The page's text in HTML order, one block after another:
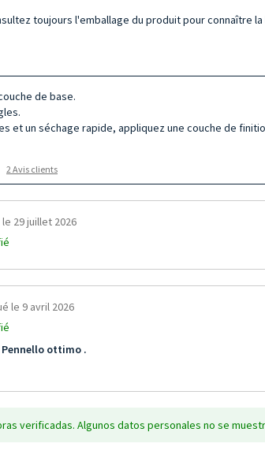
toujours l'emballage du produit pour connaître
de base.
et un séchage rapide, appliquez une couche de
2 Avis clients
le 29 juillet 2026
le 9 avril 2026
ottimo .
verificadas. Algunos datos personales no se